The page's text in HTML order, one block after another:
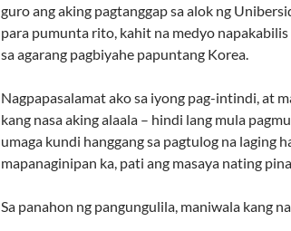
guro ang aking pagtanggap sa alok ng
para pumunta rito, kahit na medyo
sa agarang pagbiyahe papuntang Korea.
Nagpapasalamat ako sa iyong pag-intindi, at
kang nasa aking alaala – hindi lang mula
umaga kundi hanggang sa pagtulog na laging
mapanaginipan ka, pati ang masaya nating
Sa panahon ng pangungulila, maniwala kang